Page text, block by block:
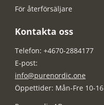
För återförsäljare
Kontakta oss
Telefon: +4670-2884177
E-post:
info@purenordic.one
Öppettider: Mån-Fre 10-16